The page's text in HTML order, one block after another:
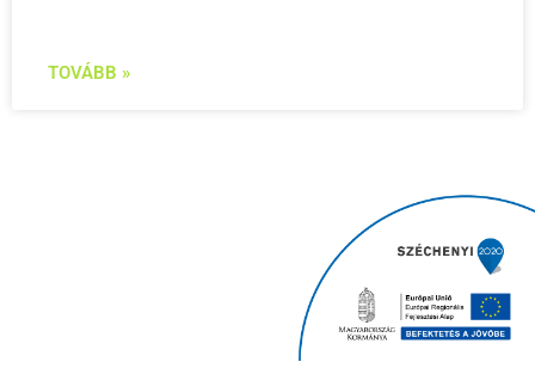
TOVÁBB »